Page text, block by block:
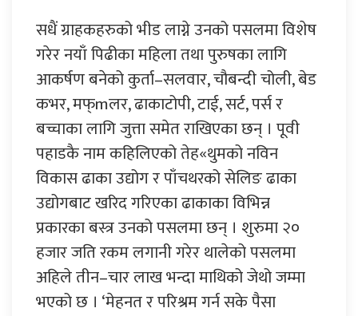
सधैं ग्राहकहरुको भीड लाग्ने उनको पसलमा विशेष
गरेर नयाँ पिढीका महिला तथा पुरुषका लागि
आकर्षण बनेको कुर्ता–सलवार, चौबन्दी चोली, बेड
कभर, मफ्mलर, ढाकाटोपी, टाई, सर्ट, पर्स र
बच्चाका लागि जुत्ता समेत राखिएका छन् । पूवी
पहाडकै नाम कहिलिएको तेह«थुमको नविन
विकास ढाका उद्योग र पाँचथरको सेलिङ ढाका
उद्योगबाट खरिद गरिएका ढाकाका विभिन्न
प्रकारका बस्त्र उनको पसलमा छन् । शुरुमा २०
हजार जति रकम लगानी गरेर थालेको पसलमा
अहिले तीन–चार लाख भन्दा माथिको जेथो जम्मा
भएको छ । ‘मेहनत र परिश्रम गर्न सके पैसा